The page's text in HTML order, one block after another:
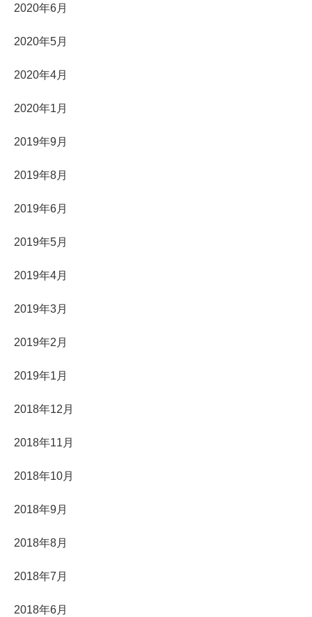
2020年6月
2020年5月
2020年4月
2020年1月
2019年9月
2019年8月
2019年6月
2019年5月
2019年4月
2019年3月
2019年2月
2019年1月
2018年12月
2018年11月
2018年10月
2018年9月
2018年8月
2018年7月
2018年6月